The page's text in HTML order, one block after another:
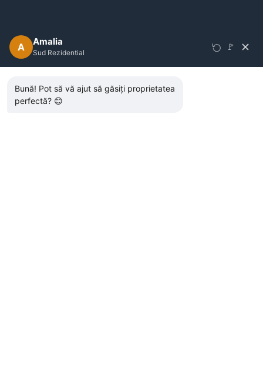
A Amalia
Sud Rezidential 🚩
Bună! Pot să vă ajut să găsiți proprietatea
perfectă? 😊